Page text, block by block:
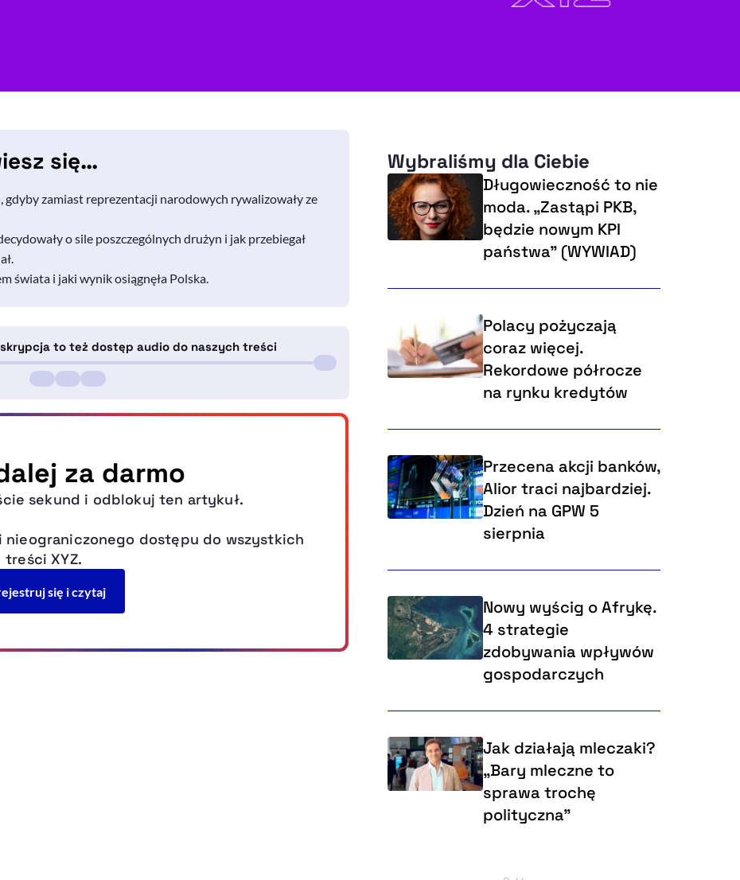
się…
gdyby zamiast reprezentacji narodowych rywalizowały ze
o sile poszczególnych drużyn i jak przebiegał
świata i jaki wynik osiągnęła Polska.
Wybraliśmy dla Ciebie
Długowieczność to nie
moda. „Zastąpi PKB,
będzie nowym KPI
państwa” (WYWIAD)
Polacy pożyczają
coraz więcej.
Rekordowe półrocze
na rynku kredytów
Przecena akcji banków,
Alior traci najbardziej.
Dzień na GPW 5
sierpnia
Nowy wyścig o Afrykę.
4 strategie
zdobywania wpływów
gospodarczych
Jak działają mleczaki?
„Bary mleczne to
sprawa trochę
polityczna”